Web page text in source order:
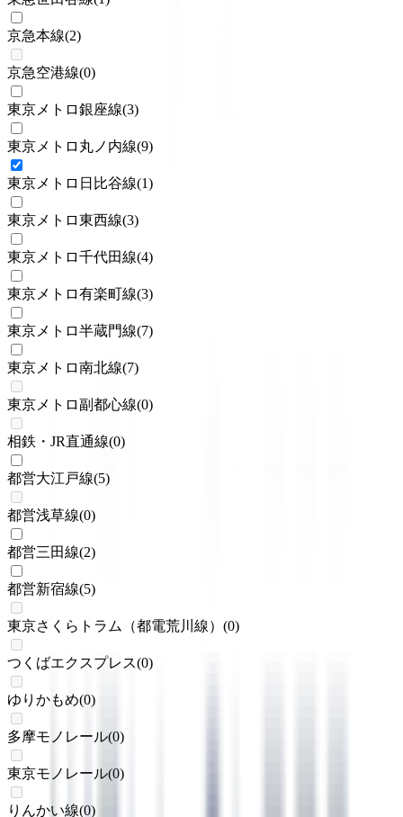
京急本線(2)
京急空港線(0)
東京メトロ銀座線(3)
東京メトロ丸ノ内線(9)
東京メトロ日比谷線(1)
東京メトロ東西線(3)
東京メトロ千代田線(4)
東京メトロ有楽町線(3)
東京メトロ半蔵門線(7)
東京メトロ南北線(7)
東京メトロ副都心線(0)
相鉄・JR直通線(0)
都営大江戸線(5)
都営浅草線(0)
都営三田線(2)
都営新宿線(5)
東京さくらトラム（都電荒川線） (0)
つくばエクスプレス(0)
ゆりかもめ(0)
多摩モノレール(0)
東京モノレール(0)
りんかい線(0)